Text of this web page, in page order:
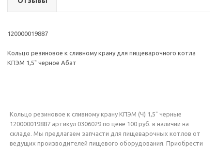
120000019887
Кольцо резиновое к сливному крану для пищеварочного котла
КПЭМ 1,5" черное Абат
Кольцо резиновое к сливному крану КПЭМ (Ч) 1,5" черные
120000019887 артикул 0306029 по цене 100 руб. в наличии на
складе. Мы предлагаем запчасти для пищеварочных котлов от
ведущих производителей пищевого оборудования. Приобрести